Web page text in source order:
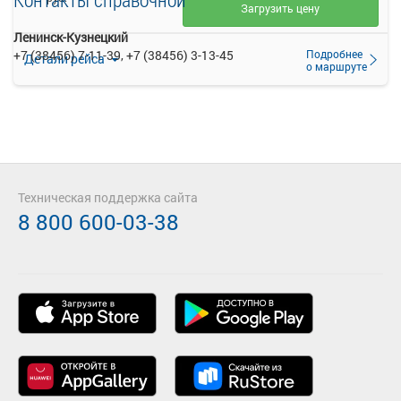
Детали рейса
Подробнее
о маршруте
Загрузить цену
Ленинск-Кузнецкий
+7 (38456) 7-11-39, +7 (38456) 3-13-45
Техническая поддержка сайта
8 800 600-03-38